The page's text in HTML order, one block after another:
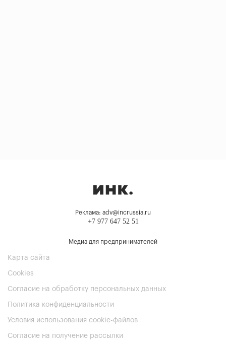
Реклама: adv@incrussia.ru
+7 977 647 52 51
Медиа для предпринимателей
Карта сайта
Cookies
Согласие на обработку персональных данных
Политика конфиденциальности
Условия использования cookie-файлов
Согласие на получение рассылки